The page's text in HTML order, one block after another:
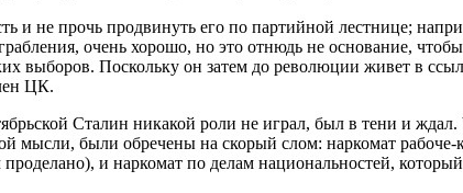
и не прочь продвинуть его по партийной лестнице;
очень хорошо, но это отнюдь не основание,
выборов. Поскольку он затем до революции живет в
ЦК.
Сталин никакой роли не играл, был в тени и ждал.
мысли, были обречены на скорый слом: наркомат
и наркомат по делам национальностей,